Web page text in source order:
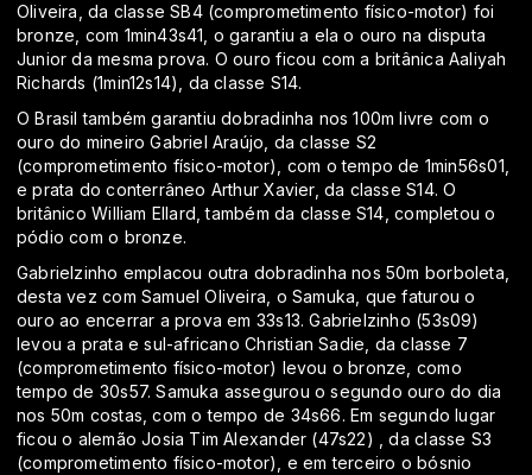
Oliveira, da classe SB4 (comprometimento físico-motor) foi
bronze, com 1min43s41, o garantiu a ela o ouro na disputa
Junior da mesma prova. O ouro ficou com a britânica Aaliyah
Richards (1min12s14), da classe S14.
O Brasil também garantiu dobradinha nos 100m livre com o
ouro do mineiro Gabriel Araújo, da classe S2
(comprometimento físico-motor), com o tempo de 1min56s01,
e prata do conterrâneo Arthur Xavier, da classe S14. O
britânico William Ellard, também da classe S14, completou o
pódio com o bronze.
Gabrielzinho emplacou outra dobradinha nos 50m borboleta,
desta vez com Samuel Oliveira, o Samuka, que faturou o
ouro ao encerrar a prova em 33s13. Gabrielzinho (53s09)
levou a prata e sul-africano Christian Sadie, da classe 7
(comprometimento físico-motor) levou o bronze, como
tempo de 30s57. Samuka assegurou o segundo ouro do dia
nos 50m costas, com o tempo de 34s66. Em segundo lugar
ficou o alemão Josia Tim Alexander (47s22) , da classe S3
(comprometimento físico-motor), e em terceiro o bósnio